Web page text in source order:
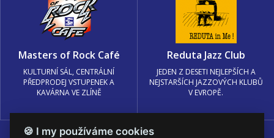
Masters of Rock Café
KULTURNÍ SÁL, CENTRÁLNÍ
PŘEDPRODEJ VSTUPENEK A
KAVÁRNA VE ZLÍNĚ
Reduta Jazz Club
JEDEN Z DESETI NEJLEPŠÍCH A
NEJSTARŠÍCH JAZZOVÝCH KLUBŮ
V EVROPĚ.
🍪 I my používáme cookies